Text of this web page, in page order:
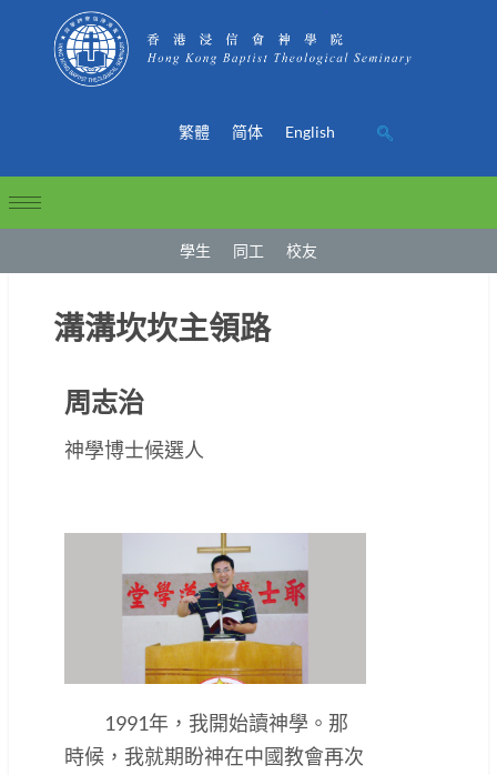
繁體 简体 English
學生 同工 校友
溝溝坎坎主領路
周志治
神學博士候選人
1991年，我開始讀神學。那
時候，我就期盼神在中國教會再次